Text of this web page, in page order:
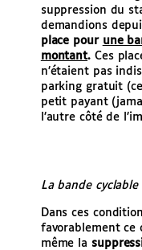
suppression du
demandions
place pour une
montant. Ces
n’étaient pas
parking gratuit
petit payant
l’autre côté de
La bande
Dans ces
favorablement ce
même la